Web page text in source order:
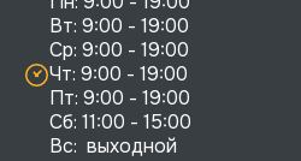
Вт: 9:00 - 19:00
Ср: 9:00 - 19:00
Чт: 9:00 - 19:00
Пт: 9:00 - 19:00
Сб: 11:00 - 15:00
Вс:  выходной